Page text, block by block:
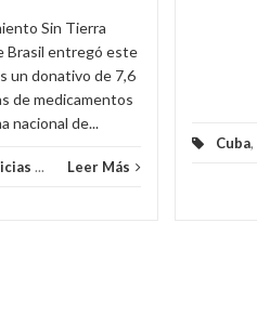
Sin Tierra
Brasil entregó este
un donativo de 7,6
de medicamentos
nacional de...
... Leer Más
Cuba,